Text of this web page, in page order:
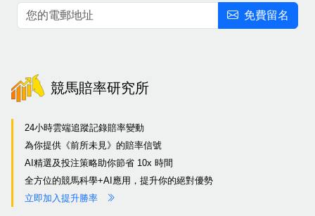
免費留名
競馬賠率研究所
24小時雲端追蹤記錄賠率變動
為你提供《前所未見》的賠率信號
AI精選及投注策略助你節省 10x 時間
全方位的競馬科學+AI應用，提升你的絕對優勢
立即加入提升勝率